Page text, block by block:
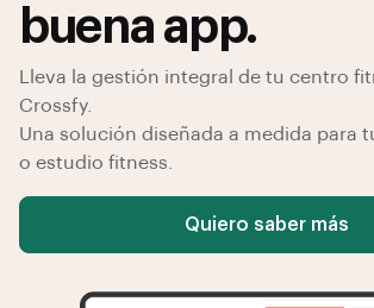
buena app.
Lleva la gestión integral de tu centro
Crossfy.
Una solución diseñada a medida para
o estudio fitness.
Quiero saber más